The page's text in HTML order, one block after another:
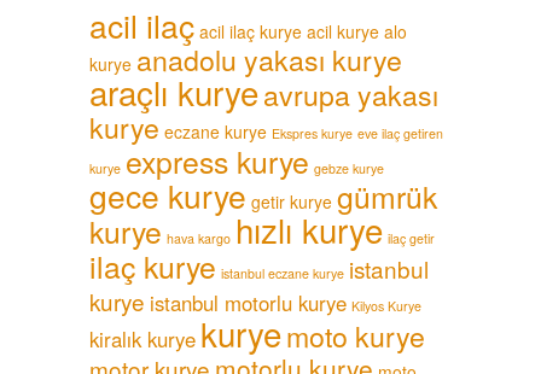
acil ilaç acil ilaç kurye acil kurye alo
kurye anadolu yakası kurye
araçlı kuryeavrupa yakası
kurye eczane kurye Ekspres kurye eve ilaç getiren
kurye express kurye gebze kurye
gece kurye getir kurye gümrük
kurye hava kargo hızlı kurye ilaç getir
ilaç kurye istanbul eczane kurye istanbul
kurye istanbul motorlu kurye Kilyos Kurye
kiralık kurye kuryemoto kurye